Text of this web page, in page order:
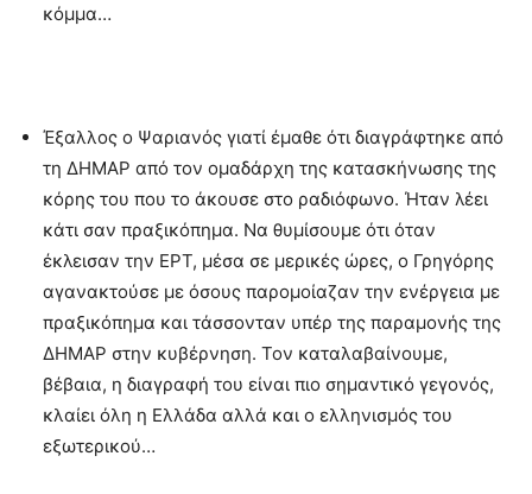
κόμμα…
Έξαλλος ο Ψαριανός γιατί έμαθε ότι διαγράφτηκε από
τη ΔΗΜΑΡ από τον ομαδάρχη της κατασκήνωσης της
κόρης του που το άκουσε στο ραδιόφωνο. Ήταν λέει
κάτι σαν πραξικόπημα. Να θυμίσουμε ότι όταν
έκλεισαν την ΕΡΤ, μέσα σε μερικές ώρες, ο Γρηγόρης
αγανακτούσε με όσους παρομοίαζαν την ενέργεια με
πραξικόπημα και τάσσονταν υπέρ της παραμονής της
ΔΗΜΑΡ στην κυβέρνηση. Τον καταλαβαίνουμε,
βέβαια, η διαγραφή του είναι πιο σημαντικό γεγονός,
κλαίει όλη η Ελλάδα αλλά και ο ελληνισμός του
εξωτερικού…